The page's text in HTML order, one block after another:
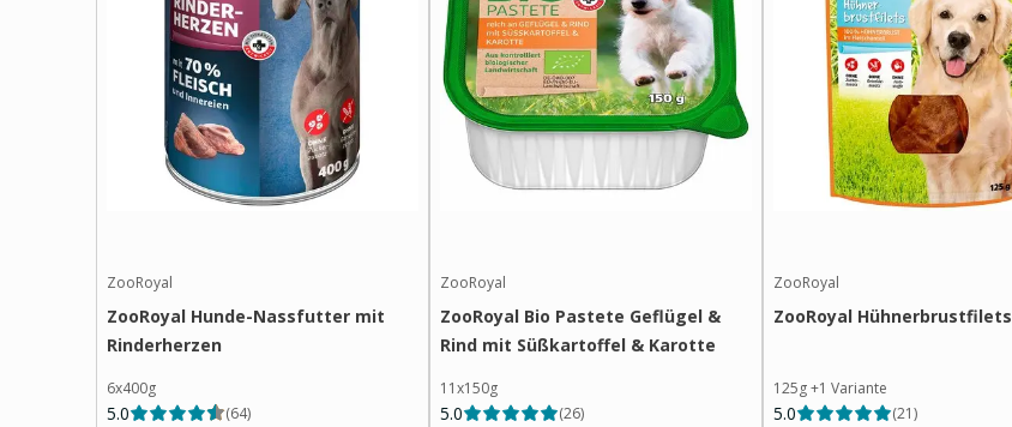
ZooRoyal
ZooRoyal Hunde-Nassfutter mit
Rinderherzen
6x400g
5.0 (64)
ZooRoyal
ZooRoyal Bio Pastete Geflügel &
Rind mit Süßkartoffel & Karotte
11x150g
5.0 (26)
ZooRoyal
ZooRoyal Hühnerbrustfilets
125g+1 Variante
5.0 (21)